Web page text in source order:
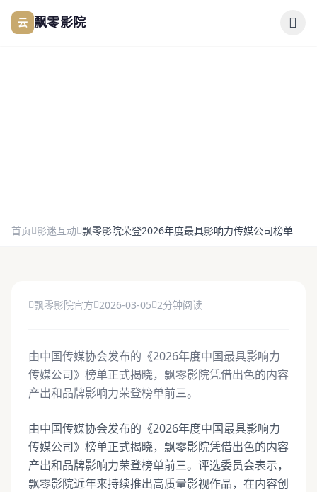
跳过导航
云 飘零影院
荣誉资讯
首页 影迷互动 飘零影院荣登2026年度最具影响力传媒公司榜单
飘零影院官方 2026-03-05 2分钟阅读
由中国传媒协会发布的《2026年度中国最具影响力
传媒公司》榜单正式揭晓，飘零影院凭借出色的内容
产出和品牌影响力荣登榜单前三。
由中国传媒协会发布的《2026年度中国最具影响力
传媒公司》榜单正式揭晓，飘零影院凭借出色的内容
产出和品牌影响力荣登榜单前三。评选委员会表示，
飘零影院近年来持续推出高质量影视作品，在内容创